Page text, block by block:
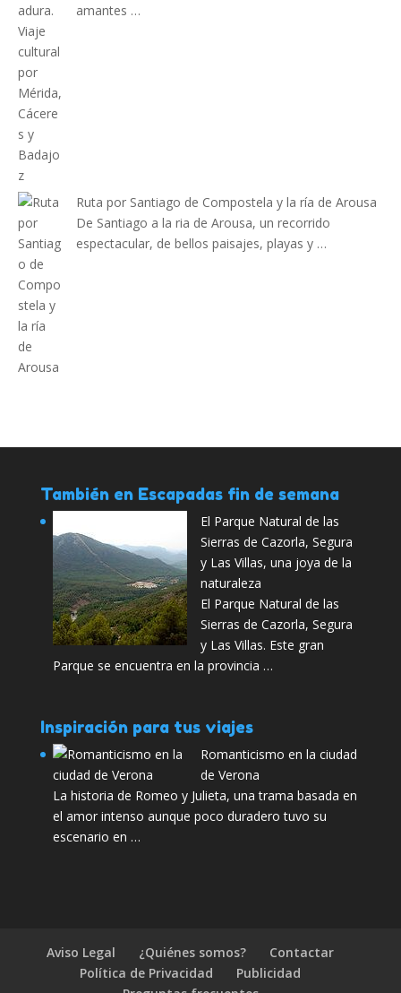
amantes …
Ruta por Santiago de Compostela y la ría de Arousa
De Santiago a la ria de Arousa, un recorrido
espectacular, de bellos paisajes, playas y …
También en Escapadas fin de semana
El Parque Natural de las
Sierras de Cazorla, Segura
y Las Villas, una joya de la
naturaleza
El Parque Natural de las
Sierras de Cazorla, Segura
y Las Villas. Este gran
Parque se encuentra en la provincia …
Inspiración para tus viajes
Romanticismo en la ciudad
de Verona
La historia de Romeo y Julieta, una trama basada en
el amor intenso aunque poco duradero tuvo su
escenario en …
Aviso Legal ¿Quiénes somos?
Contactar
Política de Privacidad
Publicidad